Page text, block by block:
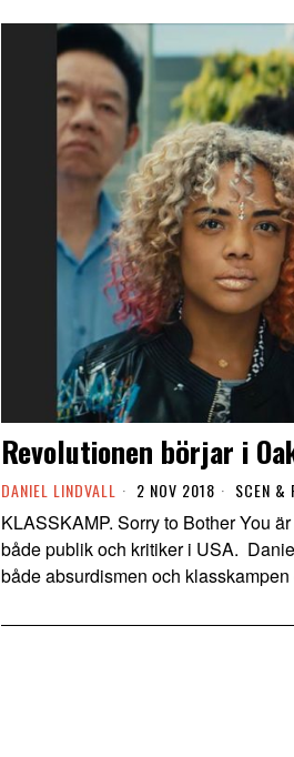
Revolutionen börjar i
DANIEL LINDVALL 2 NOV 2018 SCEN &
KLASSKAMP. Sorry to Bother You
både publik och kritiker i USA.
både absurdismen och